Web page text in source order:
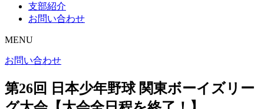
支部紹介
お問い合わせ
MENU
お問い合わせ
第26回 日本少年野球 関東ボーイズリー